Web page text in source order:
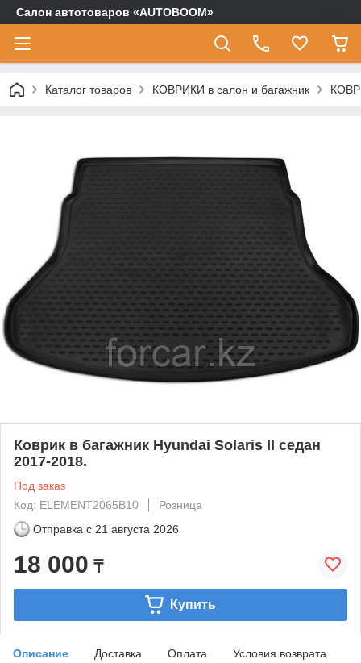
Салон автотоваров «AUTOBOOM»
Каталог товаров КОВРИКИ в салон и багажник
Коврик в багажник Hyundai Solaris II седан
2017-2018.
Под заказ
Код: ELEMENT2065B10
Розница
Отправка с 21 августа 2026
18 000 ₸
Купить
Описание Доставка Оплата Условия возврата